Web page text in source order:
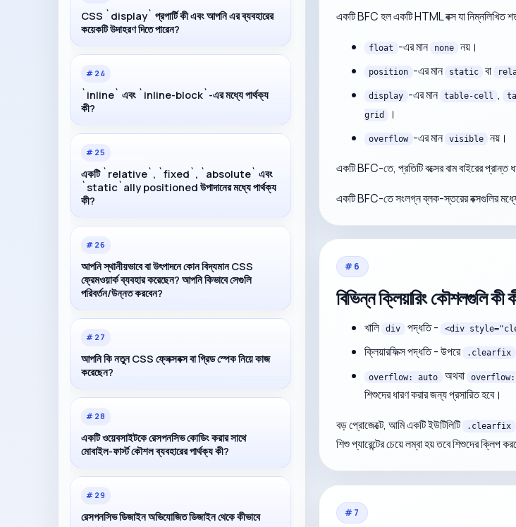
CSS `display` প্রপার্টি কী এবং আপনি এর ব্যবহারের
কয়েকটি উদাহরণ দিতে পারেন?
# 24
`inline` এবং `inline-block`-এর মধ্যে পার্থক্য
কী?
# 25
একটি `relative`, `fixed`, `absolute` এবং
`static`ally positioned উপাদানের মধ্যে পার্থক্য
কী?
# 26
আপনি স্থানীয়ভাবে বা উৎপাদনে কোন বিদ্যমান CSS
ফ্রেমওয়ার্ক ব্যবহার করেছেন? আপনি কিভাবে সেগুলি
পরিবর্তন/উন্নত করবেন?
# 27
আপনি কি নতুন CSS ফ্লেক্সবক্স বা গ্রিড স্পেক নিয়ে কাজ
করেছেন?
# 28
একটি ওয়েবসাইটকে রেসপনসিভ কোডিং করার সাথে
মোবাইল-ফার্স্ট কৌশল ব্যবহারের পার্থক্য কী?
# 29
রেসপনসিভ ডিজাইন অভিযোজিত ডিজাইন থেকে কীভাবে
একটি BFC হল একটি HTML বক্স যা নিম্নলিখিত
float -এর মান none নয়।
position -এর মান static বা
display -এর মান table-cell ,
grid
।
overflow -এর মান visible
নয়।
একটি BFC-তে, প্রতিটি বক্সের বাম বাইরের
একটি BFC-তে সংলগ্ন ব্লক-স্তরের বক্সগুলির
#6
বিভিন্ন ক্লিয়ারিং কৌশলগুলি
খালি div পদ্ধতি - <div
ক্লিয়ারফিক্স পদ্ধতি - উপরে
.clearfix
overflow: auto অথবা
শিশুদের ধারণ করার জন্য প্রসারিত হবে।
বড় প্রোজেক্টে, আমি একটি ইউটিলিটি
.clearfix
শিশু প্যারেন্টের চেয়ে লম্বা হয় তবে শিশুদের ক্লিপ
#7